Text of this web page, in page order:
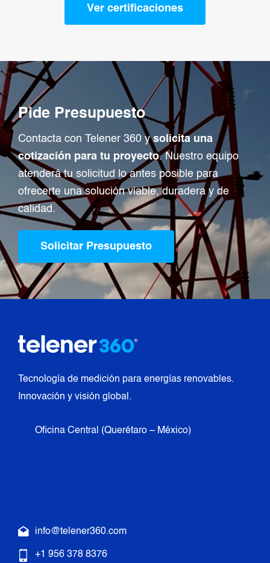
Ver certificaciones
Pide Presupuesto
Contacta con Telener 360 ysolicita una
cotización para tu proyecto. Nuestro equipo
atenderá tu solicitud lo antes posible para
ofrecerte una solución viable, duradera y de
calidad.
Solicitar Presupuesto
Tecnología de medición para energías renovables.
Innovación y visión global.
Oficina Central (Querétaro – México)
info@telener360.com
+1 956 378 8376